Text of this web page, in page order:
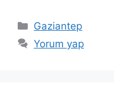
Kategoriler
Gaziantep
Yorum yap